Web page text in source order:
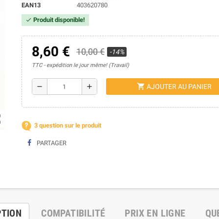
EAN13
403620780
check Produit disponible!
8,60 € 10,00 € -14%
TTC expédition le jour même! (Travail)
remove add shopping_cart AJOUTER AU PANIER
3 question sur le produit
PARTAGER
COMPATIBILITÉ PRIX EN LIGNE